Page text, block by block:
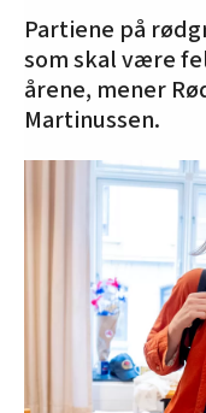
Partiene på
som skal være
årene, mener
Martinussen.